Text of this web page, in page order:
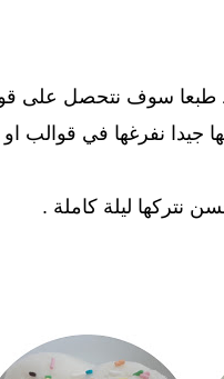
طبعا سوف نتحصل على
جيدا نفرغها في قوالب